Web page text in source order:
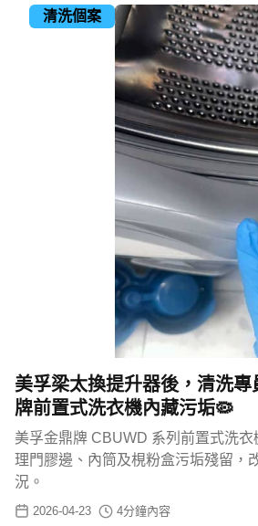
清洗個案
美孚梁太換提升器後，清洗專
牌前置式洗衣機內藏污垢🦠
美孚金鼎牌 CBUWD 系列前置式洗
理門膠邊、內筒及梘粉盒污垢殘留，
況。
2026-04-23 4分鐘內容